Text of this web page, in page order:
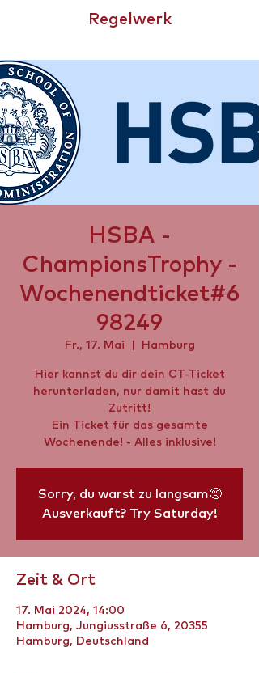
Regelwerk
HSBA -
ChampionsTrophy -
Wochenendticket#6
98249
Fr., 17. Mai Hamburg
Hier kannst du dir dein CT-Ticket
herunterladen, nur damit hast du
Zutritt!
Ein Ticket für das gesamte
Wochenende! - Alles inklusive!
Sorry, du warst zu langsam🥺
Ausverkauft? Try Saturday!
Zeit & Ort
17. Mai 2024, 14:00
Hamburg, Jungiusstraße 6, 20355
Hamburg, Deutschland